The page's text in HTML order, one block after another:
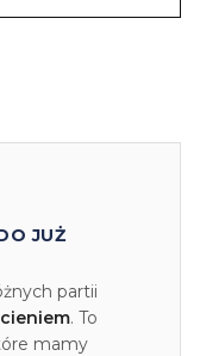
JUŻ
partii
. To
mamy